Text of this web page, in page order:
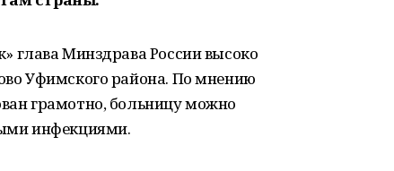
глава Минздрава России высоко
Уфимского района. По мнению
грамотно, больницу можно
инфекциями.